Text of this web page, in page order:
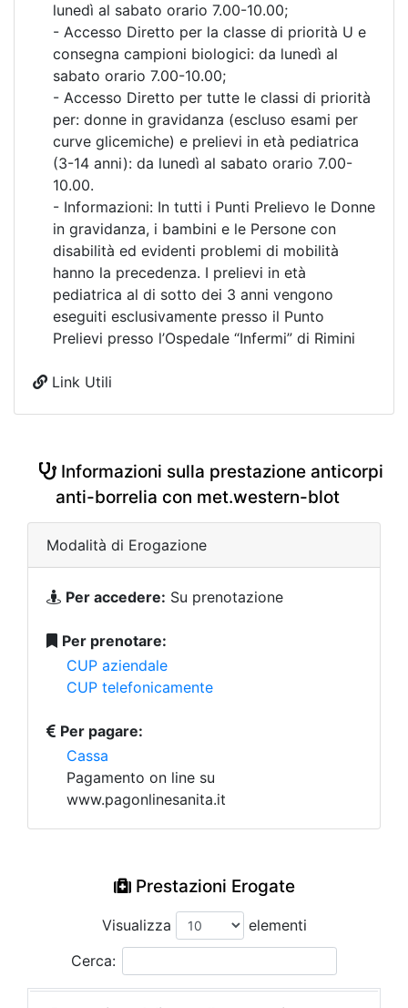
lunedì al sabato orario 7.00-10.00;
- Accesso Diretto per la classe di priorità U e
consegna campioni biologici: da lunedì al
sabato orario 7.00-10.00;
- Accesso Diretto per tutte le classi di priorità
per: donne in gravidanza (escluso esami per
curve glicemiche) e prelievi in età pediatrica
(3-14 anni): da lunedì al sabato orario 7.00-
10.00.
- Informazioni: In tutti i Punti Prelievo le Donne
in gravidanza, i bambini e le Persone con
disabilità ed evidenti problemi di mobilità
hanno la precedenza. I prelievi in età
pediatrica al di sotto dei 3 anni vengono
eseguiti esclusivamente presso il Punto
Prelievi presso l’Ospedale “Infermi” di Rimini
Link Utili
Informazioni sulla prestazione anticorpi
anti-borrelia con met.western-blot
Modalità di Erogazione
Per accedere: Su prenotazione
Per prenotare:
CUP aziendale
CUP telefonicamente
Per pagare:
Cassa
Pagamento on line su
www.pagonlinesanita.it
Prestazioni Erogate
Visualizza
elementi
Cerca: